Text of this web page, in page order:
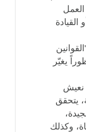
القيادة
يغيّر
نعيش
يتحقق
وكذلك